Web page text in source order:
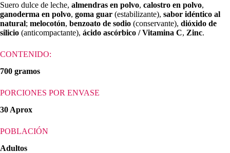
Suero dulce de leche, almendras en polvo, calostro en polvo,
ganoderma en polvo, goma guar (estabilizante), sabor idéntico al
natural; melocotón, benzoato de sodio (conservante), dióxido de
silicio (anticompactante), ácido ascórbico / Vitamina C, Zinc.
CONTENIDO:
700 gramos
PORCIONES POR ENVASE
30 Aprox
POBLACIÓN
Adultos